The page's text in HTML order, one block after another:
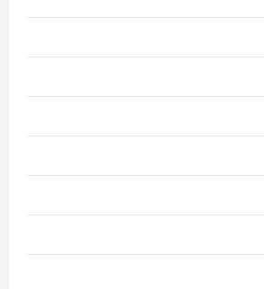
النار على شاب دافع عن سيدة